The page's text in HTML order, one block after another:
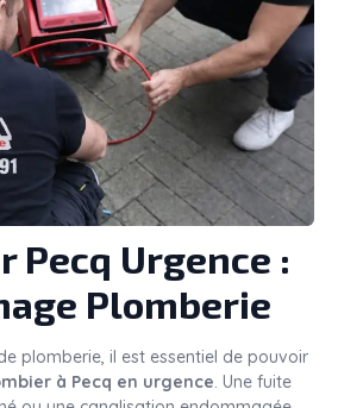
Pecq Urgence :
Plomberie
plomberie, il est essentiel de pouvoir
à Pecq en urgence. Une fuite